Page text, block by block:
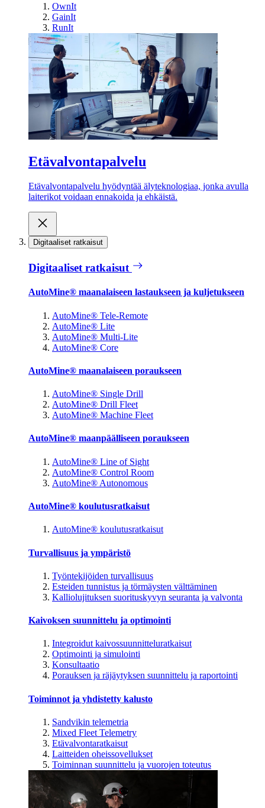
OwnIt
GainIt
RunIt
Etävalvontapalvelu
Etävalvontapalvelu hyödyntää älyteknologiaa, jonka avulla
laiterikot voidaan ennakoida ja ehkäistä.
Digitaaliset ratkaisut
Digitaaliset ratkaisut
AutoMine® maanalaiseen lastaukseen ja kuljetukseen
AutoMine® Tele-Remote
AutoMine® Lite
AutoMine® Multi-Lite
AutoMine® Core
AutoMine® maanalaiseen poraukseen
AutoMine® Single Drill
AutoMine® Drill Fleet
AutoMine® Machine Fleet
AutoMine® maanpäälliseen poraukseen
AutoMine® Line of Sight
AutoMine® Control Room
AutoMine® Autonomous
AutoMine® koulutusratkaisut
AutoMine® koulutusratkaisut
Turvallisuus ja ympäristö
Työntekijöiden turvallisuus
Esteiden tunnistus ja törmäysten välttäminen
Kalliolujituksen suorituskyvyn seuranta ja valvonta
Kaivoksen suunnittelu ja optimointi
Integroidut kaivossuunnitteluratkaisut
Optimointi ja simulointi
Konsultaatio
Porauksen ja räjäytyksen suunnittelu ja raportointi
Toiminnot ja yhdistetty kalusto
Sandvikin telemetria
Mixed Fleet Telemetry
Etävalvontaratkaisut
Laitteiden oheissovellukset
Toiminnan suunnittelu ja vuorojen toteutus